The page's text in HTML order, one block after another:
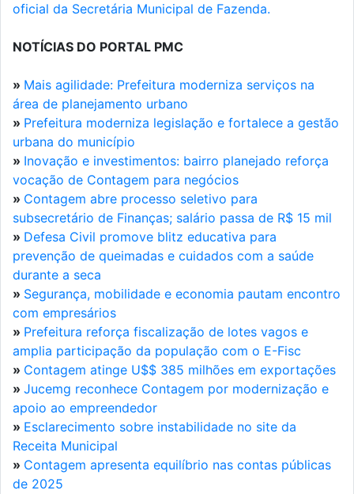
oficial da Secretária Municipal de Fazenda.
NOTÍCIAS DO PORTAL PMC
» Mais agilidade: Prefeitura moderniza serviços na
área de planejamento urbano
» Prefeitura moderniza legislação e fortalece a gestão
urbana do município
» Inovação e investimentos: bairro planejado reforça
vocação de Contagem para negócios
» Contagem abre processo seletivo para
subsecretário de Finanças; salário passa de R$ 15 mil
» Defesa Civil promove blitz educativa para
prevenção de queimadas e cuidados com a saúde
durante a seca
» Segurança, mobilidade e economia pautam encontro
com empresários
» Prefeitura reforça fiscalização de lotes vagos e
amplia participação da população com o E-Fisc
» Contagem atinge U$$ 385 milhões em exportações
» Jucemg reconhece Contagem por modernização e
apoio ao empreendedor
» Esclarecimento sobre instabilidade no site da
Receita Municipal
» Contagem apresenta equilíbrio nas contas públicas
de 2025